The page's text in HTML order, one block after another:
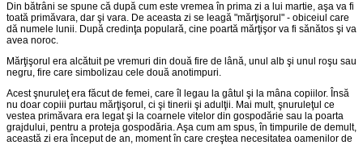
Din bătrâni se spune că după cum este vremea în prima zi a lui martie, aşa va fi
toată primăvara, dar şi vara. De aceasta zi se leagă "mărţişorul" - obiceiul care
dă numele lunii. După credinţa populară, cine poartă mărţişor va fi sănătos şi va
avea noroc.
Mărţişorul era alcătuit pe vremuri din două fire de lână, unul alb şi unul roşu sau
negru, fire care simbolizau cele două anotimpuri.
Acest şnuruleţ era făcut de femei, care îl legau la gâtul şi la mâna copiilor. Însă
nu doar copiii purtau mărţişorul, ci şi tinerii şi adulţii. Mai mult, şnuruleţul ce
vestea primăvara era legat şi la coarnele vitelor din gospodărie sau la poarta
grajdului, pentru a proteja gospodăria. Aşa cum am spus, în timpurile de demult,
această zi era început de an, moment în care creştea necesitatea oamenilor de